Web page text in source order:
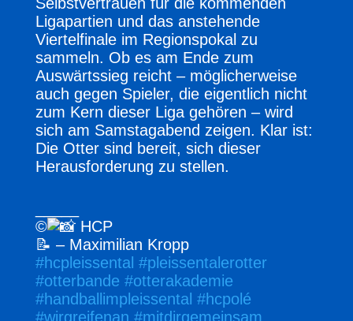
Ligapartien und das anstehende
Viertelfinale im Regionspokal zu
sammeln. Ob es am Ende zum
Auswärtssieg reicht – möglicherweise
auch gegen Spieler, die eigentlich nicht
zum Kern dieser Liga gehören – wird
sich am Samstagabend zeigen. Klar ist:
Die Otter sind bereit, sich dieser
Herausforderung zu stellen.
©
HCP
📝 – Maximilian Kropp
#hcpleissental #pleissentalerotter
#otterbande #otterakademie
#handballimpleissental #hcpolé
#wirgreifenan #mitdirgemeinsam